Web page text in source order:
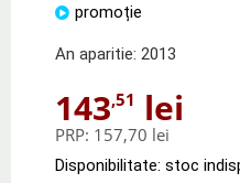
promoție
An aparitie: 2013
143,51 lei
PRP: 157,70 lei
Disponibilitate: stoc